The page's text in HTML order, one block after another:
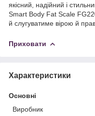
якісний, надійний і
Smart Body Fat Scale
й слугуватиме вірою й
Приховати
Характеристики
Основні
Виробник